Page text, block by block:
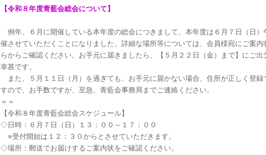
【令和８年度⻘藍会総会について】
例年、６⽉に開催している本年度の総会につきまして、本年度は６月７日（日）
催させていただくことになりました。詳細な場所等については、会員様宛にご案
らからご確認ください。お手元に届きましたら、【５月２２日（金）まで】にご
幸甚です。
また、５月１１日（月）を過ぎても、お⼿元に届かない場合、住所が正しく登録
すので、お⼿数ですが、⾄急、⻘藍会事務局までご連絡ください。
＝＝
【令和８年度青藍会総会スケジュール】
◇日時：６月７日（日）１３：００～１７：００
※受付開始は１２：３０からとさせていただきます。
◇場所：郵送でお届けするご案内状をご確認ください。